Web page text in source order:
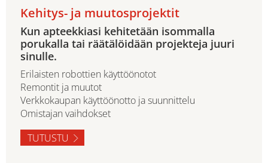
Kehitys- ja muutosprojektit
Kun apteekkiasi kehitetään isommalla
porukalla tai räätälöidään projekteja juuri
sinulle.
Erilaisten robottien käyttöönotot
Remontit ja muutot
Verkkokaupan käyttöönotto ja suunnittelu
Omistajan vaihdokset
TUTUSTU